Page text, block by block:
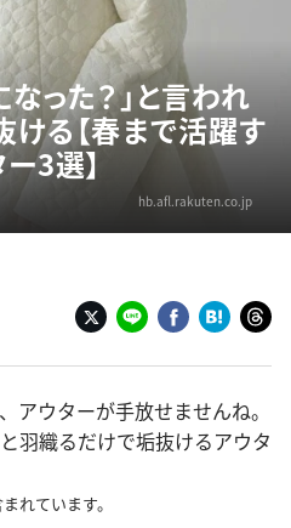
った？」と言われ
ける【春まで活躍す
3選】
hb.afl.rakuten.co.jp
アウターが手放せませんね。
羽織るだけで垢抜けるアウタ
れています。